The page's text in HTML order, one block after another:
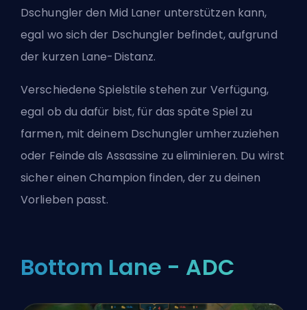
Dschungler den Mid Laner unterstützen kann,
egal wo sich der Dschungler befindet, aufgrund
der kurzen Lane-Distanz.
Verschiedene Spielstile stehen zur Verfügung,
egal ob du dafür bist, für das späte Spiel zu
farmen, mit deinem Dschungler umherzuziehen
oder Feinde als Assassine zu eliminieren. Du wirst
sicher einen Champion finden, der zu deinen
Vorlieben passt.
Bottom Lane - ADC